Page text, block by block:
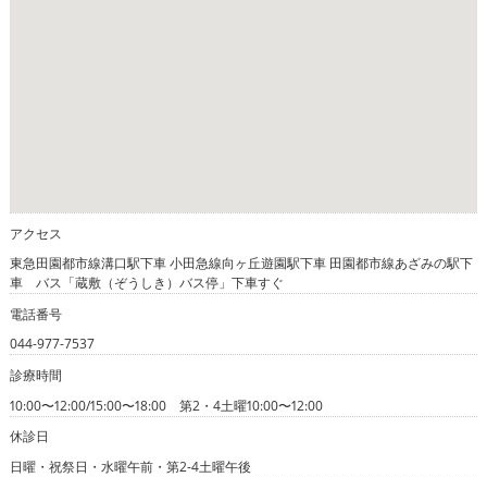
アクセス
東急田園都市線溝口駅下車 小田急線向ヶ丘遊園駅下車 田園都市線あざみの駅下
車 バス「蔵敷（ぞうしき）バス停」下車すぐ
電話番号
044-977-7537
診療時間
10:00〜12:00/15:00〜18:00 第2・4土曜10:00〜12:00
休診日
日曜・祝祭日・水曜午前・第2-4土曜午後